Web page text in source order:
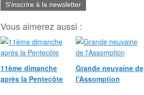
S'inscrire à la newsletter
Vous aimerez aussi :
11ème dimanche
après la Pentecôte
Grande neuvaine de
l'Assomption